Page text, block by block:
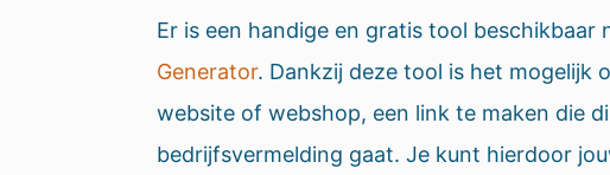
Er is een handige en gratis tool beschikbaar
Generator. Dankzij deze tool is het mogelijk
website of webshop, een link te maken die
bedrijfsvermelding gaat. Je kunt hierdoor